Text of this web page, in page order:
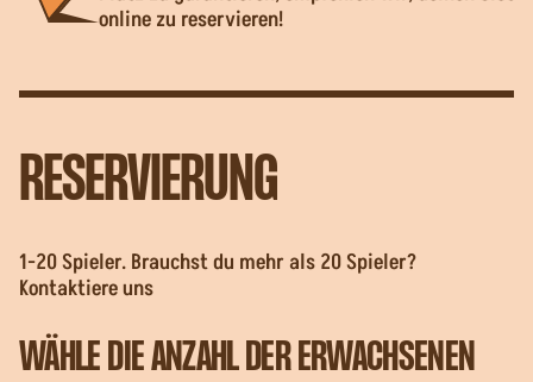
online zu reservieren!
RESERVIERUNG
1-20 Spieler. Brauchst du mehr als 20 Spieler?
Kontaktiere uns
WÄHLE DIE ANZAHL DER ERWACHSENEN